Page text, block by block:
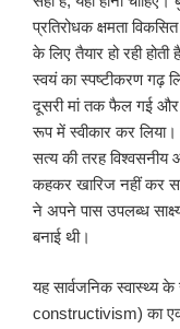
प्रतिरोधक क्षमता
के लिए तैयार हो रही
स्वयं का स्पष्टीकरण गढ़
दूसरी मां तक फैल गई और
रूप में स्वीकार कर
सत्य की तरह विश्वसनीय
कहकर खारिज नहीं कर
ने अपने पास उपलब्ध
बनाई थी।
यह सार्वजनिक स्वास्थ्य
constructivism) का एक